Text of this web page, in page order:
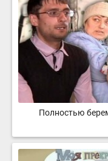
Полностью